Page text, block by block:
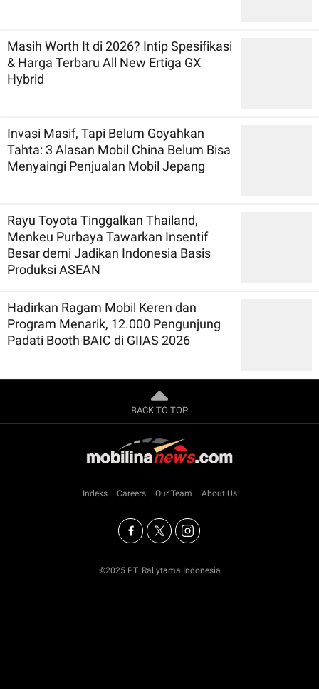
Masih Worth It di 2026? Intip Spesifikasi
& Harga Terbaru All New Ertiga GX
Hybrid
Invasi Masif, Tapi Belum Goyahkan
Tahta: 3 Alasan Mobil China Belum Bisa
Menyaingi Penjualan Mobil Jepang
Rayu Toyota Tinggalkan Thailand,
Menkeu Purbaya Tawarkan Insentif
Besar demi Jadikan Indonesia Basis
Produksi ASEAN
Hadirkan Ragam Mobil Keren dan
Program Menarik, 12.000 Pengunjung
Padati Booth BAIC di GIIAS 2026
BACK TO TOP
Indeks Careers Our Team About Us
©2025 PT. Rallytama Indonesia